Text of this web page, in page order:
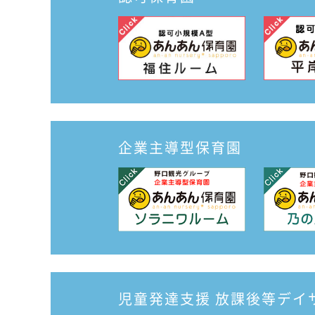
企業主導型保育園
児童発達支援 放課後等デイ